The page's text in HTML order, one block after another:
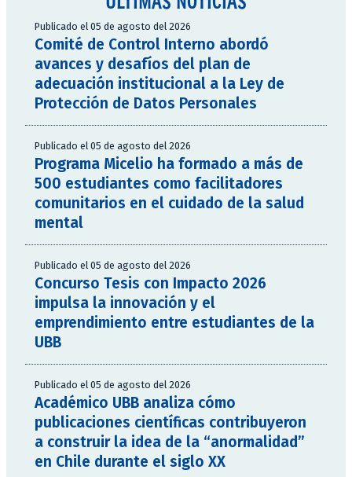
Publicado el 05 de agosto del 2026
Comité de Control Interno abordó
avances y desafíos del plan de
adecuación institucional a la Ley de
Protección de Datos Personales
Publicado el 05 de agosto del 2026
Programa Micelio ha formado a más de
500 estudiantes como facilitadores
comunitarios en el cuidado de la salud
mental
Publicado el 05 de agosto del 2026
Concurso Tesis con Impacto 2026
impulsa la innovación y el
emprendimiento entre estudiantes de la
UBB
Publicado el 05 de agosto del 2026
Académico UBB analiza cómo
publicaciones científicas contribuyeron
a construir la idea de la “anormalidad”
en Chile durante el siglo XX